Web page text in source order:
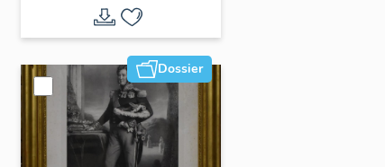
Dossier